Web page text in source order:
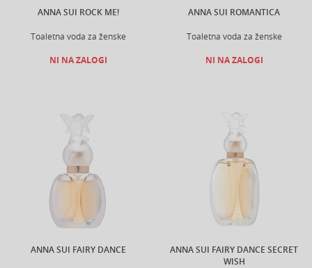
ANNA SUI ROCK ME!
Toaletna voda za ženske
NI NA ZALOGI
ANNA SUI ROMANTICA
Toaletna voda za ženske
NI NA ZALOGI
ANNA SUI FAIRY DANCE
ANNA SUI FAIRY DANCE SECRET
WISH